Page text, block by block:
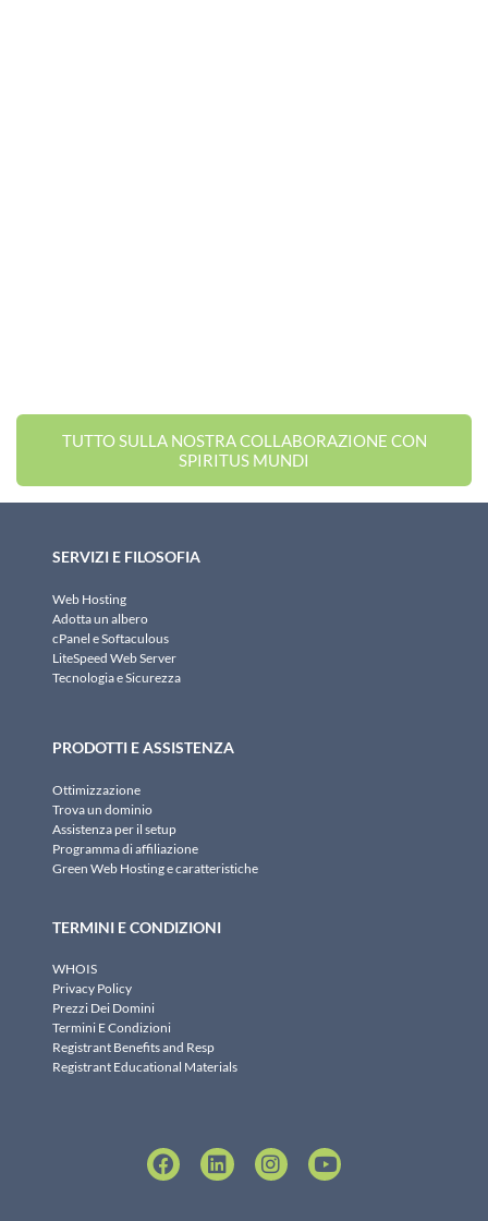
TUTTO SULLA NOSTRA COLLABORAZIONE CON
SPIRITUS MUNDI
SERVIZI E FILOSOFIA
Web Hosting
Adotta un albero
cPanel e Softaculous
LiteSpeed Web Server
Tecnologia e Sicurezza
PRODOTTI E ASSISTENZA
Ottimizzazione
Trova un dominio
Assistenza per il setup
Programma di affiliazione
Green Web Hosting e caratteristiche
TERMINI E CONDIZIONI
WHOIS
Privacy Policy
Prezzi Dei Domini
Termini E Condizioni
Registrant Benefits and Resp
Registrant Educational Materials